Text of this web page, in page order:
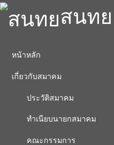
สนทย
หน้าหลัก
เกี่ยวกับสมาคม
ประวัติสมาคม
ทำเนียบนายกสมาคม
คณะกรรมการ